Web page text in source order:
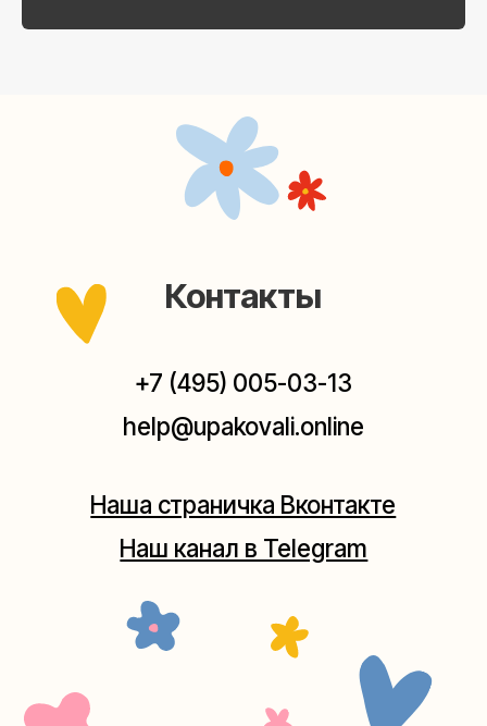
Мастерские упаковки подарков работают без
выходных, с 10 до 20 часов. Пишите, звоните,
(как пройти)
Москва, ул.Таганская, дом 25-27
(как пройти)
Мастерская на Плющихе
Мастерская на Таганке
+7 (980) 495-03-13
+7 (980) 156-03-13